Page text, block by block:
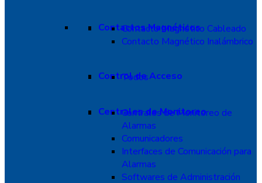
Contactos Magnéticos
Contacto Magnético Cableado
Contacto Magnético Inalámbrico
Control de Acceso
Todos
Centrales de Monitoreo
Centrales de Monitoreo de
Alarmas
Comunicadores
Interfaces de Comunicación para
Alarmas
Softwares de Administración